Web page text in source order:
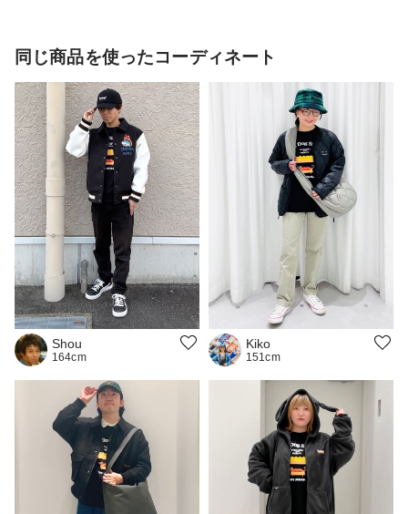
同じ商品を使ったコーディネート
Shou
164cm
Kiko
151cm